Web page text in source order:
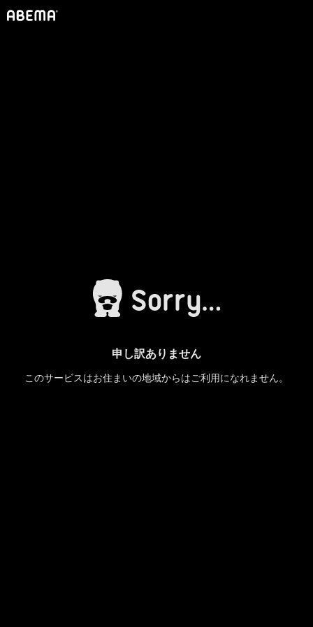
申し訳ありません
このサービスはお住まいの地域からはご利用になれません。